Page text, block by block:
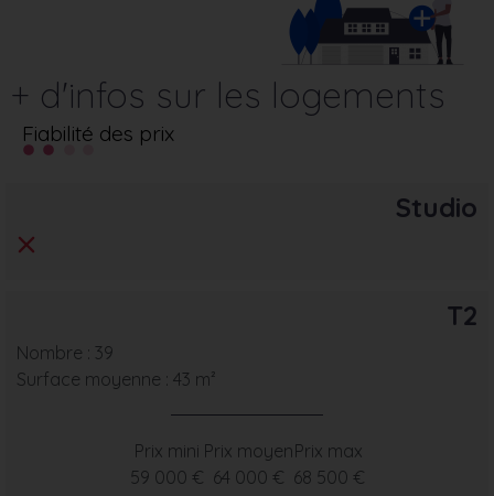
+ d'infos sur les logements
Fiabilité des prix
Studio
T2
Nombre : 39
Surface moyenne : 43 m²
Prix mini
59 000 €
Prix moyen
64 000 €
Prix max
68 500 €